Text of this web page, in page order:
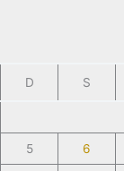
D S
5 6